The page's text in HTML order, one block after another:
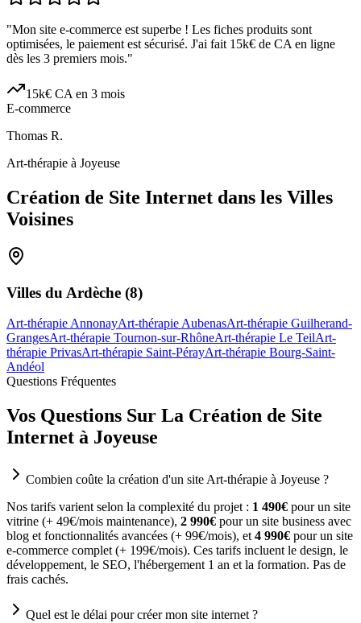
"Mon site e-commerce est superbe ! Les fiches produits sont
optimisées, le paiement est sécurisé. J'ai fait 15k€ de CA en ligne
dès les 3 premiers mois."
15k€ CA en 3 mois
E-commerce
Thomas R.
Art-thérapie à Joyeuse
Création de Site Internet dans les Villes
Voisines
Villes du Ardèche (8)
Art-thérapie AnnonayArt-thérapie AubenasArt-thérapie Guilherand-
GrangesArt-thérapie Tournon-sur-RhôneArt-thérapie Le TeilArt-
thérapie PrivasArt-thérapie Saint-PérayArt-thérapie Bourg-Saint-
Andéol
Questions Fréquentes
Vos Questions Sur La Création de Site
Internet à Joyeuse
Combien coûte la création d'un site Art-thérapie à Joyeuse ?
Nos tarifs varient selon la complexité du projet : 1 490€ pour un site
vitrine (+ 49€/mois maintenance), 2 990€ pour un site business avec
blog et fonctionnalités avancées (+ 99€/mois), et 4 990€ pour un site
e-commerce complet (+ 199€/mois). Ces tarifs incluent le design, le
développement, le SEO, l'hébergement 1 an et la formation. Pas de
frais cachés.
Quel est le délai pour créer mon site internet ?